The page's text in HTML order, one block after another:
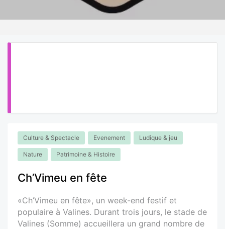
Culture & Spectacle Evenement Ludique & jeu
Nature Patrimoine & Histoire
Ch’Vimeu en fête
«Ch’Vimeu en fête», un week-end festif et
populaire à Valines. Durant trois jours, le stade de
Valines (Somme) accueillera un grand nombre de